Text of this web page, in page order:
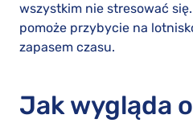
wszystkim nie stresować
pomoże przybycie na
zapasem czasu.
Jak wygląda